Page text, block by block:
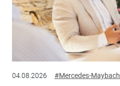
04.08.2026 #Mercedes-Maybach